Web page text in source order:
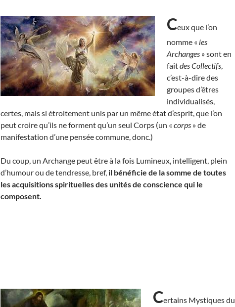
Ceux que l’on
nomme « les
Archanges » sont en
faitdes Collectifs,
c’est-à-dire des
groupes d’êtres
individualisés,
certes, mais si étroitement unis par un même état d’esprit, que l’on
peut croire qu’ils ne forment qu’un seul Corps (un « corps » de
manifestation d’une pensée commune, donc.)
Du coup, un Archange peut être à la fois Lumineux, intelligent, plein
d’humour ou de tendresse, bref, il bénéficie de la somme de toutes
les acquisitions spirituelles des unités de conscience qui le
composent.
Certains Mystiques du